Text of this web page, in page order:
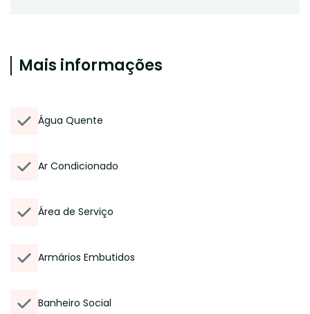
Mais informações
Água Quente
Ar Condicionado
Área de Serviço
Armários Embutidos
Banheiro Social